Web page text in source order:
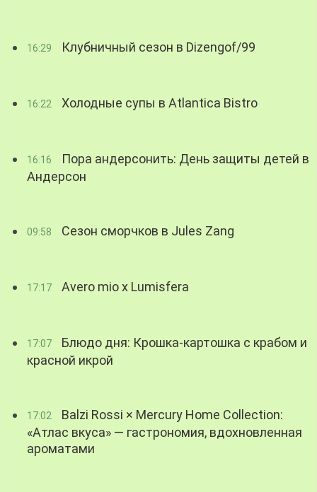
16:29 Клубничный сезон в Dizengof/99
16:22 Холодные супы в Atlantica Bistro
16:16
Пора андерсонить: День защиты детей в
Андерсон
09:58 Сезон сморчков в Jules Zang
17:17 Avero mio x Lumisfera
17:07
Блюдо дня: Крошка-картошка с крабом и
красной икрой
17:02
Balzi Rossi × Mercury Home Collection:
«Атлас вкуса» — гастрономия, вдохновленная
ароматами